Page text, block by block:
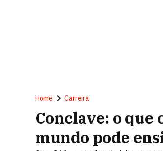
Home Carreira
Conclave: o
mundo pode